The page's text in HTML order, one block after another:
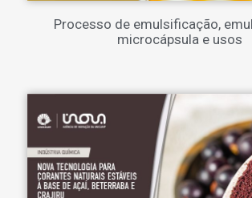
Processo de emulsificação,
microcápsula e usos